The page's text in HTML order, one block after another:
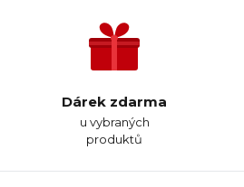
Dárek zdarma
u vybraných
produktů